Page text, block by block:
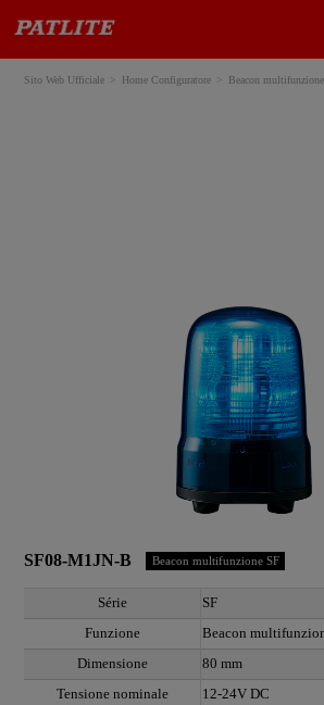
Sito Web Ufficiale Home Configuratore Beacon
SF08-M1JN-B Beacon multifunzione SF
Série
SF
Funzione
Beacon
Dimensione
80 mm
Tensione nominale
12-24V DC